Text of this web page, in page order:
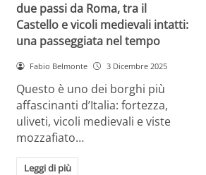
due passi da Roma, tra il
Castello e vicoli medievali intatti:
una passeggiata nel tempo
Fabio Belmonte 3 Dicembre 2025
Questo è uno dei borghi più
affascinanti d’Italia: fortezza,
uliveti, vicoli medievali e viste
mozzafiato…
Leggi di più